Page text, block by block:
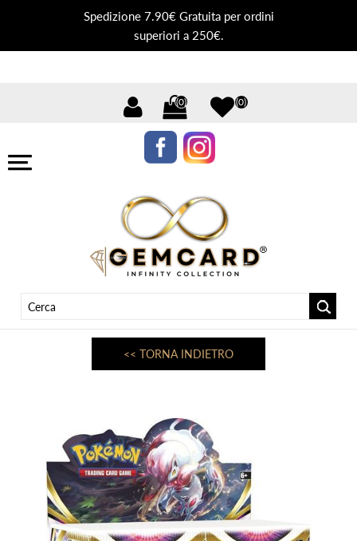
Spedizione 7.90€ Gratuita per ordini
superiori a 250€.
(0) (0)
<< TORNA INDIETRO